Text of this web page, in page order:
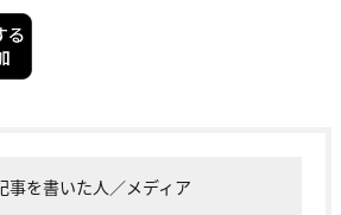
事を書いた人／メディア